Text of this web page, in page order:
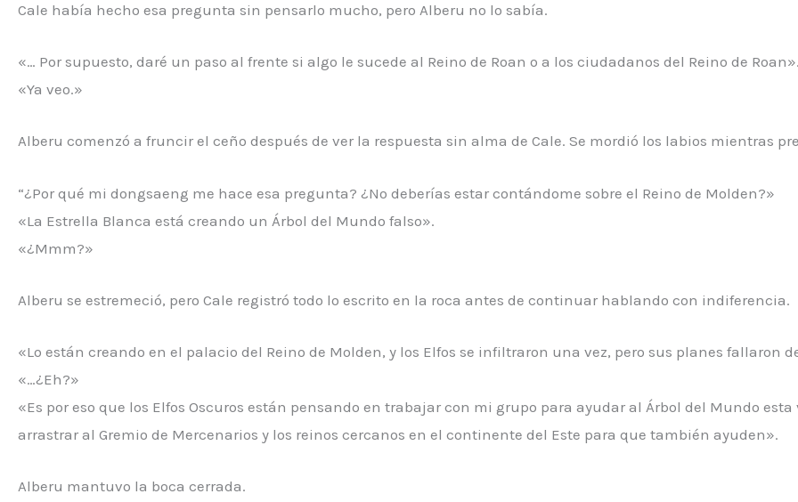
Cale había hecho esa pregunta sin pensarlo mucho, pero Alberu no lo sabía.
«… Por supuesto, daré un paso al frente si algo le sucede al Reino de Roan o a los ciudadanos del Reino de Roan».
«Ya veo.»
Alberu comenzó a fruncir el ceño después de ver la respuesta sin alma de Cale. Se mordió los labios mientras
“¿Por qué mi dongsaeng me hace esa pregunta? ¿No deberías estar contándome sobre el Reino de Molden?»
«La Estrella Blanca está creando un Árbol del Mundo falso».
«¿Mmm?»
Alberu se estremeció, pero Cale registró todo lo escrito en la roca antes de continuar hablando con indiferencia.
«Lo están creando en el palacio del Reino de Molden, y los Elfos se infiltraron una vez, pero sus planes fallaron
«…¿Eh?»
«Es por eso que los Elfos Oscuros están pensando en trabajar con mi grupo para ayudar al Árbol del Mundo
arrastrar al Gremio de Mercenarios y los reinos cercanos en el continente del Este para que también ayuden».
Alberu mantuvo la boca cerrada.